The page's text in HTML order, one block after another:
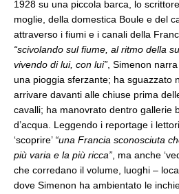
1928 su una piccola barca, lo
moglie, della domestica Boule e del
attraverso i fiumi e i canali della
“scivolando sul fiume, al ritmo della
vivendo di lui, con lui” , Simenon
una pioggia sferzante; ha sguazzato
arrivare davanti alle chiuse prima
cavalli; ha manovrato dentro gallerie
d’acqua. Leggendo i reportage i
‘scoprire’ “una Francia sconosciuta
più varia e la più ricca” , ma anche
che corredano il volume, luoghi –
dove Simenon ha ambientato le